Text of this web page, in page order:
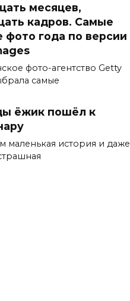
месяцев,
кадров. Самые
фото года по версии
фото-агентство Getty
самые
ёжик пошёл к
маленькая история и даже